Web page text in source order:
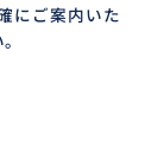
にご案内いた